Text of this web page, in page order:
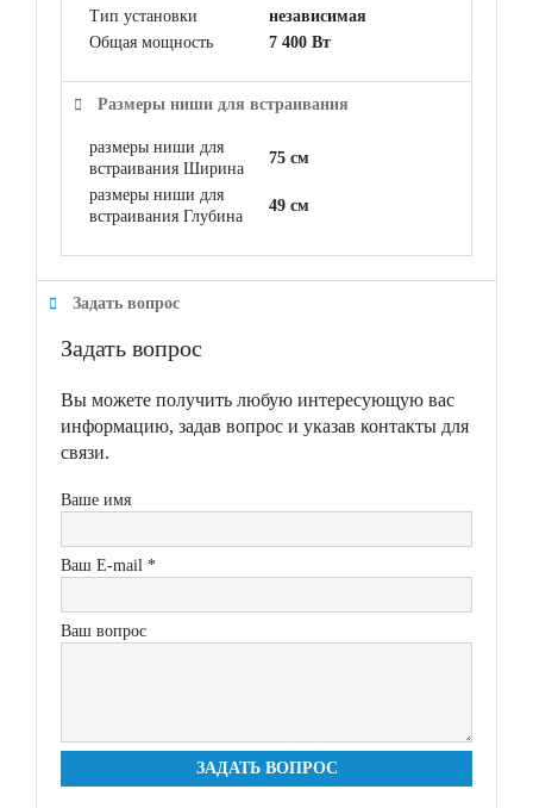
Тип установки
независимая
Общая мощность
7 400 Вт
Размеры ниши для встраивания
размеры ниши для
встраивания Ширина
75 см
размеры ниши для
встраивания Глубина
49 см
Задать вопрос
Задать вопрос
Вы можете получить любую интересующую вас
информацию, задав вопрос и указав контакты для
связи.
Ваше имя
Ваш E-mail *
Ваш вопрос
ЗАДАТЬ ВОПРОС